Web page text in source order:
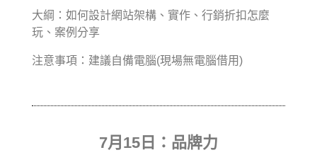
大綱：如何設計網站架構、實作、行銷折扣怎麼
玩、案例分享
注意事項：建議自備電腦(現場無電腦借用)
7月15日：品牌力